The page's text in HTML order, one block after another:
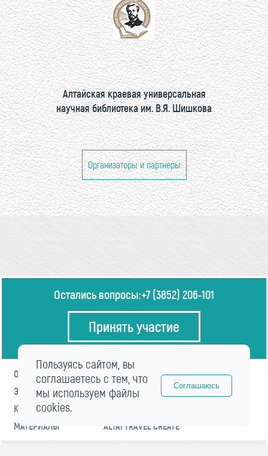
Алтайская краевая универсальная
научная библиотека им. В.Я. Шишкова
Организаторы и партнеры
Остались вопросы:+7 (3852) 206-101
Принять участие
О ФОРУМЕ
ПРОГРАММА
ЭКСПЕРТЫ
НОВОСТИ
КОНТАКТЫ
МАТЕРИАЛЫ
ALTAI TRAVEL CREATE
Пользуясь сайтом, вы
соглашаетесь с тем, что
мы используем файлы
cookies.
Соглашаюсь